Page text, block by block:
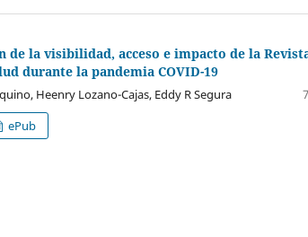
la visibilidad, acceso e impacto de la
durante la pandemia COVID-19
Heenry Lozano-Cajas, Eddy R Segura
ePub